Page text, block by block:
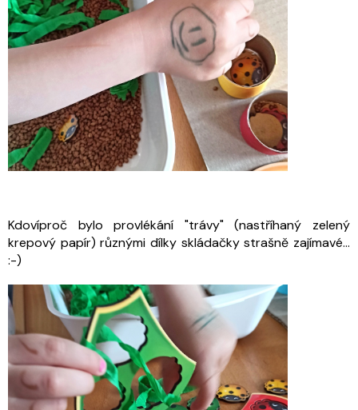
Kdovíproč bylo provlékání "trávy" (nastříhaný zelený
krepový papír) různými dílky skládačky strašně zajímavé...
:-)